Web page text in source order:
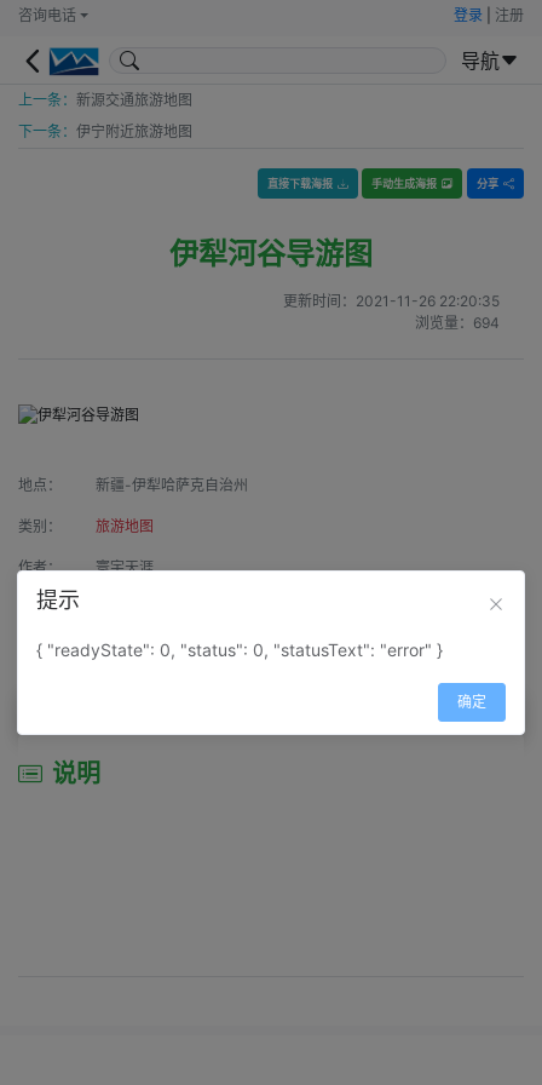
咨询电话 登录 注册
导航
上一条： 新源交通旅游地图
下一条： 伊宁附近旅游地图
直接下载海报 手动生成海报 分享
伊犁河谷导游图
更新时间： 2021-11-26 22:20:35
浏览量： 694
地点： 新疆-伊犁哈萨克自治州
类别： 旅游地图
作者： 寰宇天涯
来源：
属性： 地图属性： 地图类型-景区导游图
说明
提示
{ "readyState": 0, "status": 0, "statusText": "error" }
确定